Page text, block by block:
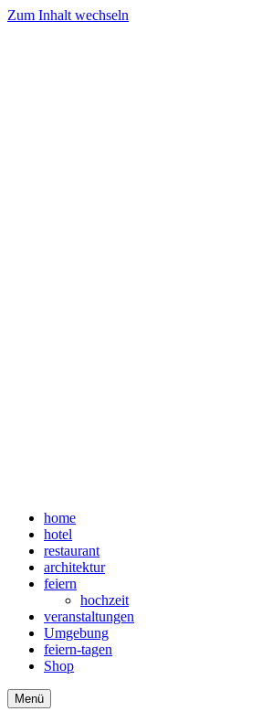
Zum Inhalt wechseln
home
hotel
restaurant
architektur
feiern
hochzeit
veranstaltungen
Umgebung
feiern-tagen
Shop
Menü